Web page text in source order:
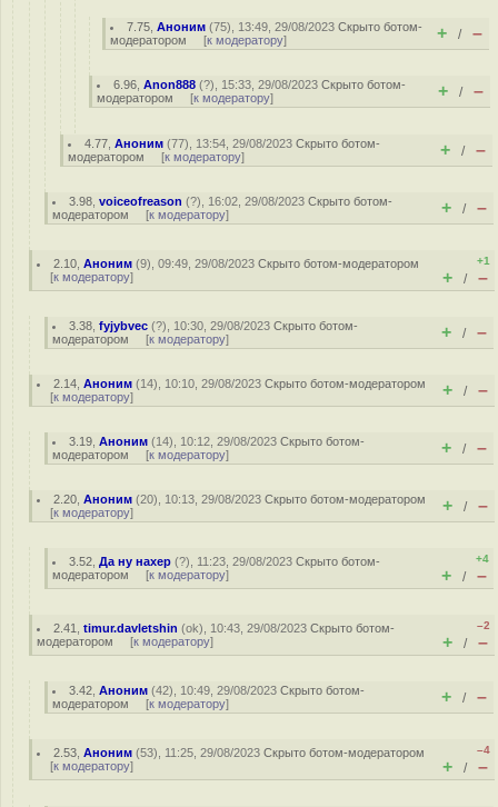
7.75 ,Аноним (75), 13:49, 29/08/2023Скрыто ботом-
модератором [к модератору] + / –
6.96 ,Anon888 (?), 15:33, 29/08/2023Скрыто ботом-
модератором [к модератору] + / –
4.77 ,Аноним (77), 13:54, 29/08/2023Скрыто ботом-
модератором [к модератору] + / –
3.98 ,voiceofreason (?), 16:02, 29/08/2023Скрыто ботом-
модератором [к модератору] + / –
2.10 ,Аноним (9), 09:49, 29/08/2023Скрыто ботом-модератором
[к модератору]
+1
+ / –
3.38 ,fyjybvec (?), 10:30, 29/08/2023Скрыто ботом-
модератором [к модератору] + / –
2.14 ,Аноним (14), 10:10, 29/08/2023Скрыто ботом-модератором
[к модератору] + / –
3.19 ,Аноним (14), 10:12, 29/08/2023Скрыто ботом-
модератором [к модератору] + / –
2.20 ,Аноним (20), 10:13, 29/08/2023Скрыто ботом-модератором
[к модератору] + / –
3.52 ,Да ну нахер (?), 11:23, 29/08/2023Скрыто ботом-
модератором [к модератору]
+4
+ / –
2.41 ,timur.davletshin (ok), 10:43, 29/08/2023Скрыто ботом-
модератором [к модератору]
–2
+ / –
3.42 ,Аноним (42), 10:49, 29/08/2023Скрыто ботом-
модератором [к модератору] + / –
2.53 ,Аноним (53), 11:25, 29/08/2023Скрыто ботом-модератором
[к модератору]
–4
+ / –